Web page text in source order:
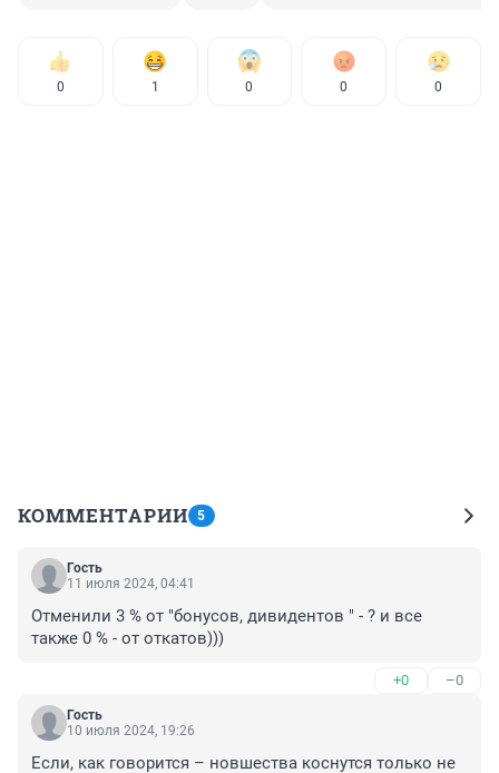
0 1 0 0 0
КОММЕНТАРИИ 5
Гость
11 июля 2024, 04:41
Отменили 3 % от "бонусов, дивидентов " - ? и все
также 0 % - от откатов)))
+0 –0
Гость
10 июля 2024, 19:26
Если, как говорится – новшества коснутся только не